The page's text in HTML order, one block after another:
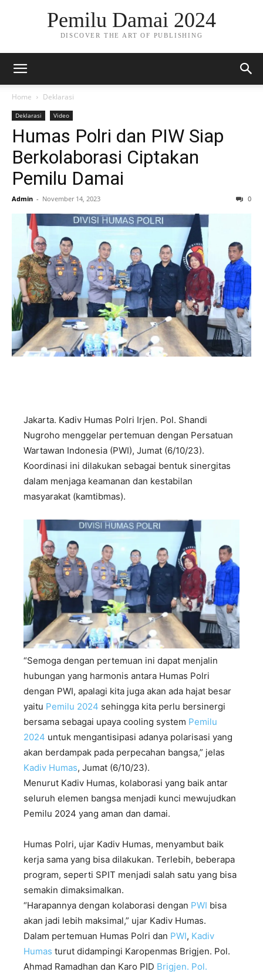
Pemilu Damai 2024
DISCOVER THE ART OF PUBLISHING
Home Deklarasi
Deklarasi Video
Humas Polri dan PIW Siap
Berkolaborasi Ciptakan
Pemilu Damai
Admin - November 14, 2023 0
Jakarta. Kadiv Humas Polri Irjen. Pol. Shandi
Nugroho menggelar pertemuan dengan Persatuan
Wartawan Indonesia (PWI), Jumat (6/10/23).
Koordinasi ini dilakukan sebagai bentuk sinergitas
dalam menjaga keamanan dan kestabilan
masyarakat (kamtibmas).
“Semoga dengan pertemuan ini dapat menjalin
hubungan yang harmonis antara Humas Polri
dengan PWI, apalagi kita juga akan ada hajat besar
yaitu Pemilu 2024 sehingga kita perlu bersinergi
bersama sebagai upaya cooling system Pemilu
2024 untuk mengantisipasi adanya polarisasi yang
akan berdampak pada perpecahan bangsa,” jelas
Kadiv Humas, Jumat (6/10/23).
Menurut Kadiv Humas, kolaborasi yang baik antar
seluruh elemen bangsa menjadi kunci mewujudkan
Pemilu 2024 yang aman dan damai.
Humas Polri, ujar Kadiv Humas, menyambut baik
kerja sama yang bisa dilakukan. Terlebih, beberapa
program, seperti SPIT menjadi salah satu yang bisa
semakin dimaksimalkan.
“Harapannya dengan kolaborasi dengan PWI bisa
akan jadi lebih maksimal,” ujar Kadiv Humas.
Dalam pertemuan Humas Polri dan PWI, Kadiv
Humas turut didampingi Karopenmas Brigjen. Pol.
Ahmad Ramadhan dan Karo PID Brigjen. Pol.